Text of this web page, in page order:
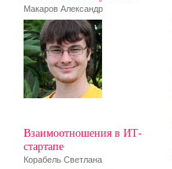
Макаров Александр
Взаимоотношения в ИТ-
стартапе
Корабель Светлана